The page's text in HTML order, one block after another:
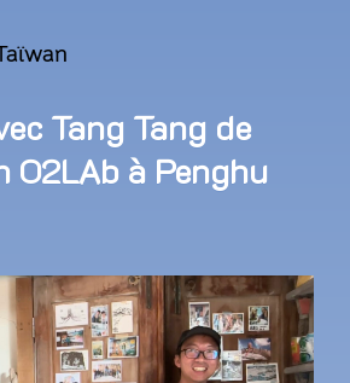
Tang Tang de
O2LAb à Penghu